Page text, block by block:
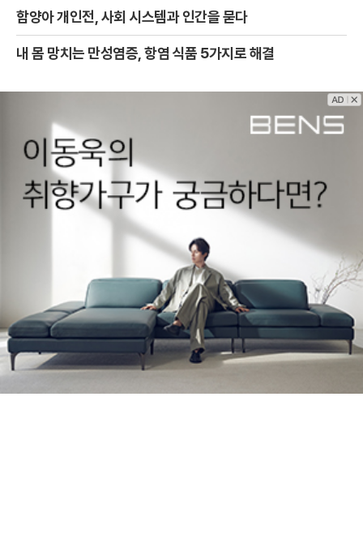
함양아 개인전, 사회 시스템과 인간을 묻다
내 몸 망치는 만성염증, 항염 식품 5가지로 해결